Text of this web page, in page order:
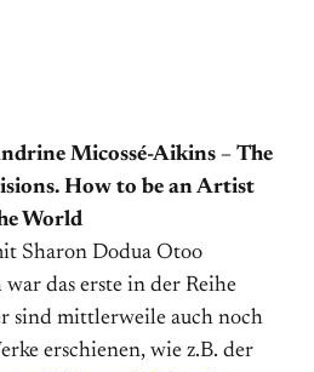
Micossé-Aikins – The
How to be an Artist
World
Sharon Dodua Otoo
war das erste in der Reihe
sind mittlerweile auch noch
erschienen, wie z.B. der